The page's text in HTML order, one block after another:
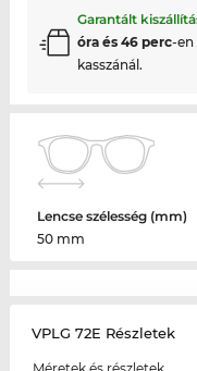
Garantált
óra és 46 perc-en
kasszánál.
Lencse szélesség (mm)
50 mm
VPLG 72E Részletek